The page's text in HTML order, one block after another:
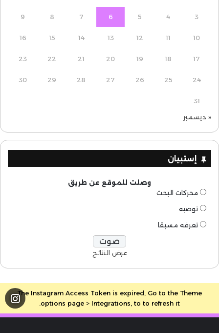
3
4
5
6
7
8
9
10
11
12
13
14
15
16
17
18
19
20
21
22
23
24
25
26
27
28
29
30
31
« ديسمبر
إستبيان
وصلت للموقع عن طريق
محركات البحث
توصيه
تعرفه مسبقا
عرض النتائج
The Instagram Access Token is expired, Go to the Theme
options page > Integrations, to to refresh it.